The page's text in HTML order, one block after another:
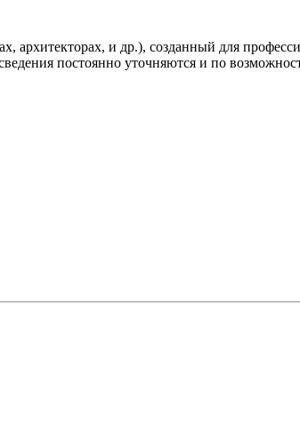
архитекторах, и др.), созданный для
постоянно уточняются и по